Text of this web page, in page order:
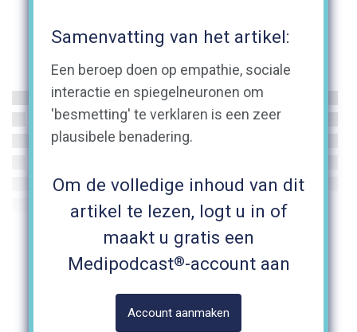
Samenvatting van het artikel:
Een beroep doen op empathie, sociale
interactie en spiegelneuronen om
'besmetting' te verklaren is een zeer
plausibele benadering.
Om de volledige inhoud van dit
artikel te lezen, logt u in of
maakt u gratis een
Medipodcast®-account aan
Account aanmaken